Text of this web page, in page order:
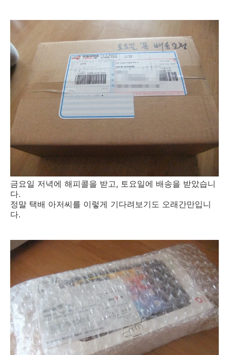
금요일 저녁에 해피콜을 받고, 토요일에 배송을 받았습니
다.
정말 택배 아저씨를 이렇게 기다려보기도 오래간만입니
다.